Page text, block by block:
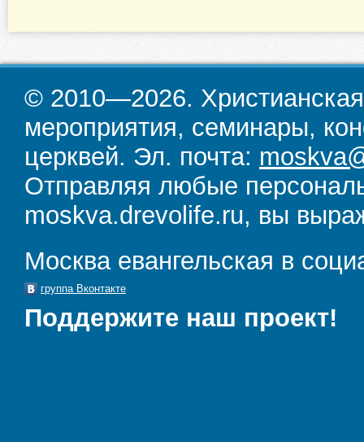
© 2010—2026.
мероприятия, семинары,
церквей. Эл. почта:
Отправляя любые
moskva.drevolife.ru, вы
Москва евангельская в
группа Вконтакте
Поддержите наш проект!